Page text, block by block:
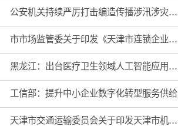
公安机关持续严厉打击编造传播涉汛涉灾网络谣言
市市场监管委关于印发《天津市连锁企业食品经营许可“先证后核”信用承诺审批实施办法》的通知
黑龙江：出台医疗卫生领域人工智能应用工作实施方案
工信部：提升中小企业数字化转型服务供给
天津市交通运输委员会关于印发天津市机动车驾驶员培训机构及教练员综合信用评价管理办法的通知